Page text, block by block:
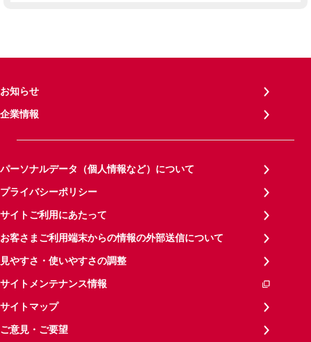
お知らせ
企業情報
パーソナルデータ（個人情報など）について
プライバシーポリシー
サイトご利用にあたって
お客さまご利用端末からの情報の外部送信について
見やすさ・使いやすさの調整
サイトメンテナンス情報
サイトマップ
ご意見・ご要望